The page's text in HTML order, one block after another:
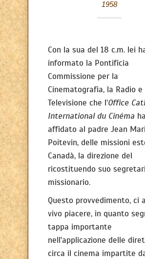
1958
Con la sua del 18 c.m. lei
informato la Pontificia
Commissione per la
Cinematografia, la Radio e
Televisione che l'Office
International du Cinéma ha
affidato al padre Jean
Poitevin, delle missioni
Canadà, la direzione del
ricostituendo suo
missionario.
Questo provvedimento, ci
vivo piacere, in quanto
tappa importante
nell'applicazione delle
circa il cinema impartite